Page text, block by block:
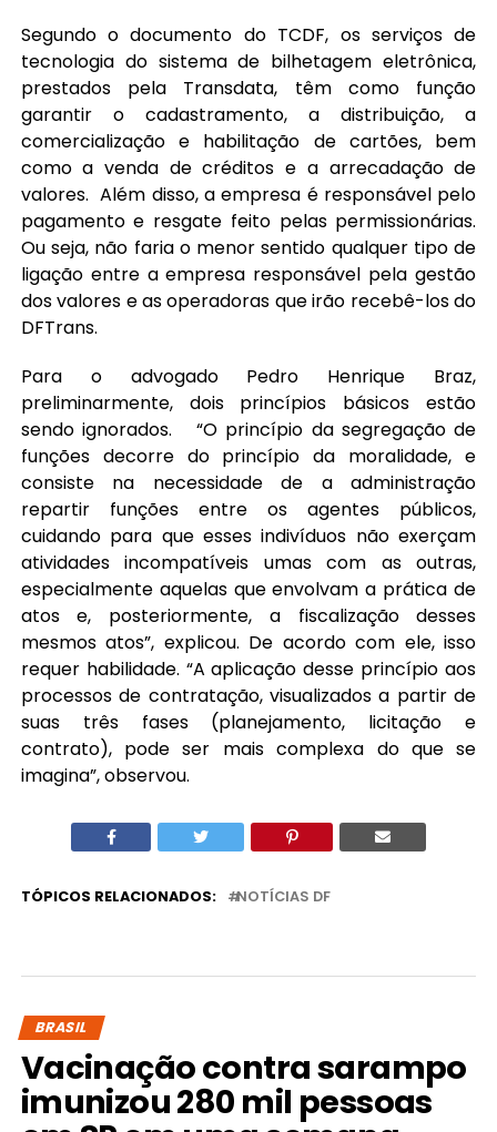
Segundo o documento do TCDF, os serviços de
tecnologia do sistema de bilhetagem eletrônica,
prestados pela Transdata, têm como função
garantir o cadastramento, a distribuição, a
comercialização e habilitação de cartões, bem
como a venda de créditos e a arrecadação de
valores. Além disso, a empresa é responsável pelo
pagamento e resgate feito pelas permissionárias.
Ou seja, não faria o menor sentido qualquer tipo de
ligação entre a empresa responsável pela gestão
dos valores e as operadoras que irão recebê-los do
DFTrans.
Para o advogado Pedro Henrique Braz,
preliminarmente, dois princípios básicos estão
sendo ignorados. “O princípio da segregação de
funções decorre do princípio da moralidade, e
consiste na necessidade de a administração
repartir funções entre os agentes públicos,
cuidando para que esses indivíduos não exerçam
atividades incompatíveis umas com as outras,
especialmente aquelas que envolvam a prática de
atos e, posteriormente, a fiscalização desses
mesmos atos”, explicou. De acordo com ele, isso
requer habilidade. “A aplicação desse princípio aos
processos de contratação, visualizados a partir de
suas três fases (planejamento, licitação e
contrato), pode ser mais complexa do que se
imagina”, observou.
TÓPICOS RELACIONADOS: NOTÍCIAS DF
BRASIL
Vacinação contra sarampo
imunizou 280 mil pessoas